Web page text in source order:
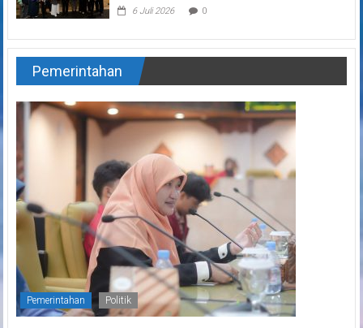
6 Juli 2026 0
Pemerintahan
Pemerintahan Politik